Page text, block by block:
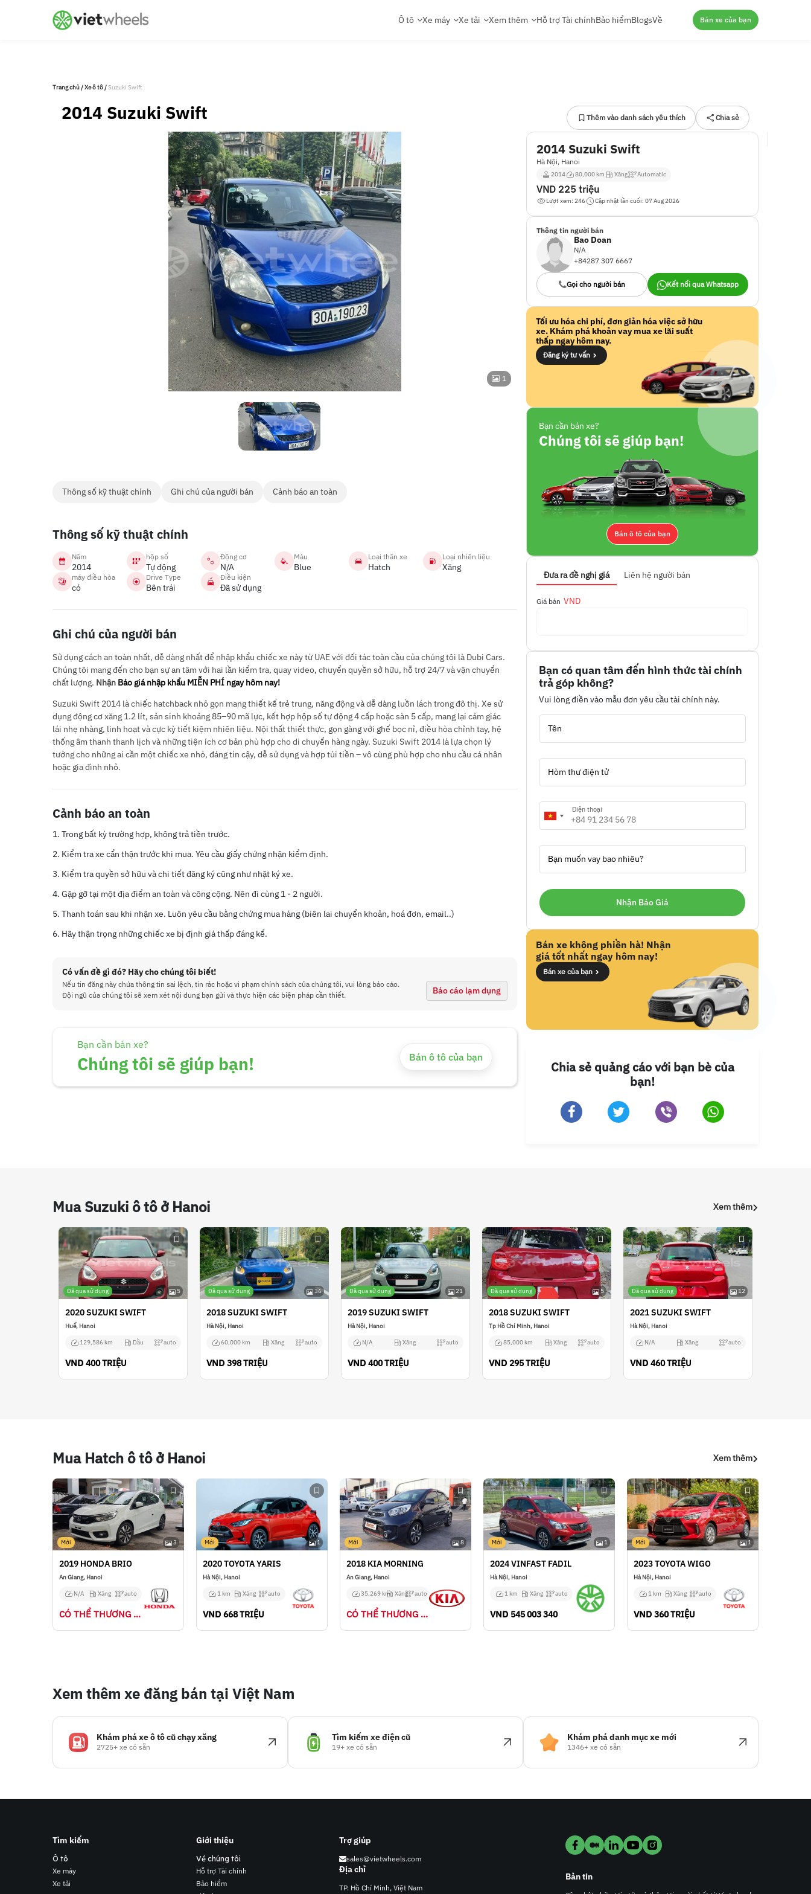
Ô tô
Xe máy Xe tải Xem thêm Hỗ trợ Tài chínhBảo hiểmBlogsVề Bán xe của bạn
Trang chủ/Xe ô tô/Suzuki Swift
2014 Suzuki Swift Thêm vào danh sách yêu thích Chia sẻ
1
Thông số kỹ thuật chính Ghi chú của người bán Cảnh báo an toàn
Thông số kỹ thuật chính
Năm
2014
hộp số
Tự động
Động cơ
N/A
Màu
Blue
Loại thân xe
Hatch
Loại nhiên liệu
Xăng
máy điều hòa
có
Drive Type
Bên trái
Điều kiện
Đã sử dụng
Ghi chú của người bán
Sử dụng cách an toàn nhất, dễ dàng nhất để nhập khẩu chiếc xe này từ UAE với đối tác toàn cầu của chúng tôi là Dubi Cars.
Chúng tôi mang đến cho bạn sự an tâm với hai lần kiểm tra, quay video, chuyển quyền sở hữu, hỗ trợ 24/7 và vận chuyển
chất lượng. Nhận Báo giá nhập khẩu MIỄN PHÍ ngay hôm nay!
Suzuki Swift 2014 là chiếc hatchback nhỏ gọn mang thiết kế trẻ trung, năng động và dễ dàng luồn lách trong đô thị. Xe sử
dụng động cơ xăng 1.2 lít, sản sinh khoảng 85–90 mã lực, kết hợp hộp số tự động 4 cấp hoặc sàn 5 cấp, mang lại cảm giác
lái nhẹ nhàng, linh hoạt và cực kỳ tiết kiệm nhiên liệu. Nội thất thiết thực, gọn gàng với ghế bọc nỉ, điều hòa chỉnh tay, hệ
thống âm thanh thanh lịch và những tiện ích cơ bản phù hợp cho di chuyển hàng ngày. Suzuki Swift 2014 là lựa chọn lý
tưởng cho những ai cần một chiếc xe nhỏ, đáng tin cậy, dễ sử dụng và hợp túi tiền – vô cùng phù hợp cho nhu cầu cá nhân
hoặc gia đình nhỏ.
Cảnh báo an toàn
Trong bất kỳ trường hợp, không trả tiền trước.
Kiểm tra xe cẩn thận trước khi mua. Yêu cầu giấy chứng nhận kiểm định.
Kiểm tra quyền sở hữu và chi tiết đăng ký cũng như nhật ký xe.
Gặp gỡ tại một địa điểm an toàn và công cộng. Nên đi cùng 1 - 2 người.
Thanh toán sau khi nhận xe. Luôn yêu cầu bằng chứng mua hàng (biên lai chuyển khoản, hoá đơn, email..)
Hãy thận trọng những chiếc xe bị định giá thấp đáng kể.
Có vấn đề gì đó? Hãy cho chúng tôi biết!
Nếu tin đăng này chứa thông tin sai lệch, tin rác hoặc vi phạm chính sách của chúng tôi, vui lòng báo cáo.
Đội ngũ của chúng tôi sẽ xem xét nội dung bạn gửi và thực hiện các biện pháp cần thiết.
Báo cáo lạm dụng
Bạn cần bán xe?
Chúng tôi sẽ giúp bạn! Bán ô tô của bạn
2014 Suzuki Swift
Hà Nội, Hanoi
2014 80,000 km Xăng Automatic
VND 225 triệu
Lượt xem: 246 Cập nhật lần cuối: 07 Aug 2026
Thông tin người bán
Bao Doan
N/A
+84287 307 6667
Gọi cho người bán Kết nối qua Whatsapp
Tối ưu hóa chi phí, đơn giản hóa việc sở hữu
xe. Khám phá khoản vay mua xe lãi suất
thấp ngay hôm nay.
Đăng ký tư vấn
Bạn cần bán xe?
Chúng tôi sẽ giúp bạn!
Bán ô tô của bạn
Đưa ra đề nghị giá Liên hệ người bán
Giá bán VND
Bạn có quan tâm đến hình thức tài chính
trả góp không?
Vui lòng điền vào mẫu đơn yêu cầu tài chính này.
Tên
Hòm thư điện tử
Điện thoại
Bạn muốn vay bao nhiêu?
Bán xe không phiền hà! Nhận
giá tốt nhất ngay hôm nay!
Bán xe của bạn
Chia sẻ quảng cáo với bạn bè của
bạn!
Mua Suzuki ô tô ở Hanoi Xem thêm
Đã qua sử dụng 5
2020 SUZUKI SWIFT
Huế, Hanoi
129,586 km Dầu auto
VND 400 TRIỆU
Đã qua sử dụng 36
2018 SUZUKI SWIFT
Hà Nội, Hanoi
60,000 km Xăng auto
VND 398 TRIỆU
Đã qua sử dụng 21
2019 SUZUKI SWIFT
Hà Nội, Hanoi
N/A Xăng auto
VND 400 TRIỆU
Đã qua sử dụng 5
2018 SUZUKI SWIFT
Tp Hồ Chí Minh, Hanoi
85,000 km Xăng auto
VND 295 TRIỆU
Đã qua sử dụng 12
2021 SUZUKI SWIFT
Hà Nội, Hanoi
N/A Xăng auto
VND 460 TRIỆU
Mua Hatch ô tô ở Hanoi Xem thêm
Mới 3
2019 HONDA BRIO
An Giang, Hanoi
N/A Xăng auto
CÓ THỂ THƯƠNG LƯỢNG
Mới 1
2020 TOYOTA YARIS
Hà Nội, Hanoi
1 km Xăng auto
VND 668 TRIỆU
Mới 8
2018 KIA MORNING
An Giang, Hanoi
35,269 km Xăng auto
CÓ THỂ THƯƠNG LƯỢNG
Mới 1
2024 VINFAST FADIL
Hà Nội, Hanoi
1 km Xăng auto
VND 545 003 340
Mới 1
2023 TOYOTA WIGO
Hà Nội, Hanoi
1 km Xăng auto
VND 360 TRIỆU
Xem thêm xe đăng bán tại Việt Nam
Khám phá xe ô tô cũ chạy xăng
2725+ xe có sẵn
Tìm kiếm xe điện cũ
19+ xe có sẵn
Khám phá danh mục xe mới
1346+ xe có sẵn
Tìm kiếm
Ô tô
Xe máy
Xe tải
Giới thiệu
Về chúng tôi
Hỗ trợ Tài chính
Bảo hiểm
Địa chỉ
TP. Hồ Chí Minh, Việt Nam
Trợ giúp
sales@vietwheels.com
Bản tin